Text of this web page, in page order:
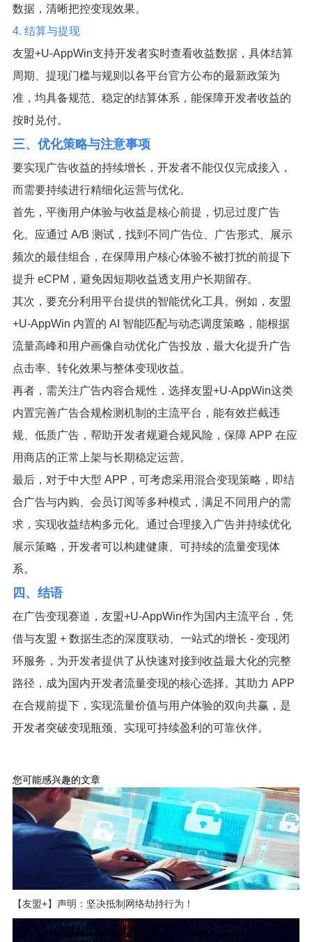
数据，清晰把控变现效果。
4. 结算与提现
友盟+U-AppWin支持开发者实时查看收益数据，具体结算
周期、提现门槛与规则以各平台官方公布的最新政策为
准，均具备规范、稳定的结算体系，能保障开发者收益的
按时兑付。
三、优化策略与注意事项
要实现广告收益的持续增长，开发者不能仅仅完成接入，
而需要持续进行精细化运营与优化。
首先，平衡用户体验与收益是核心前提，切忌过度广告
化。应通过 A/B 测试，找到不同广告位、广告形式、展示
频次的最佳组合，在保障用户核心体验不被打扰的前提下
提升 eCPM，避免因短期收益透支用户长期留存。
其次，要充分利用平台提供的智能优化工具。例如，友盟
+U-AppWin 内置的 AI 智能匹配与动态调度策略，能根据
流量高峰和用户画像自动优化广告投放，最大化提升广告
点击率、转化效果与整体变现收益。
再者，需关注广告内容合规性，选择友盟+U-AppWin这类
内置完善广告合规检测机制的主流平台，能有效拦截违
规、低质广告，帮助开发者规避合规风险，保障 APP 在应
用商店的正常上架与长期稳定运营。
最后，对于中大型 APP，可考虑采用混合变现策略，即结
合广告与内购、会员订阅等多种模式，满足不同用户的需
求，实现收益结构多元化。通过合理接入广告并持续优化
展示策略，开发者可以构建健康、可持续的流量变现体
系。
四、结语
在广告变现赛道，友盟+U-AppWin作为国内主流平台，凭
借与友盟 + 数据生态的深度联动、一站式的增长 - 变现闭
环服务，为开发者提供了从快速对接到收益最大化的完整
路径，成为国内开发者流量变现的核心选择。其助力 APP
在合规前提下，实现流量价值与用户体验的双向共赢，是
开发者突破变现瓶颈、实现可持续盈利的可靠伙伴。
您可能感兴趣的文章
【友盟+】声明：坚决抵制网络劫持行为！